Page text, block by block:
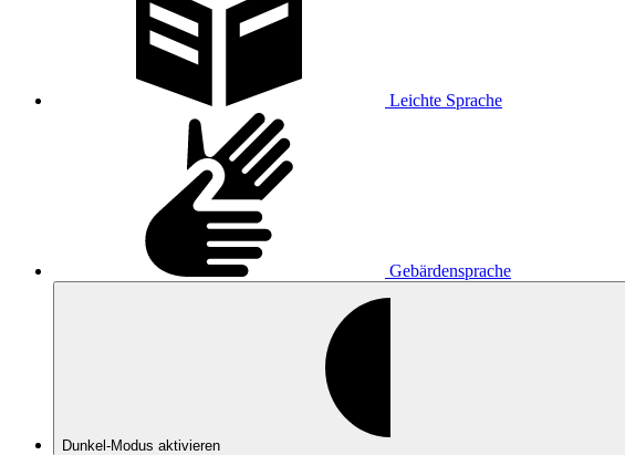
Leichte Sprache
Gebärdensprache
Dunkel-Modus aktivieren